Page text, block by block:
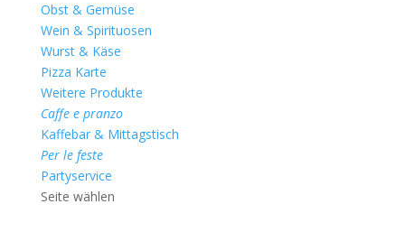
Obst & Gemüse
Wein & Spirituosen
Wurst & Käse
Pizza Karte
Weitere Produkte
Caffe e pranzo
Kaffebar & Mittagstisch
Per le feste
Partyservice
Seite wählen